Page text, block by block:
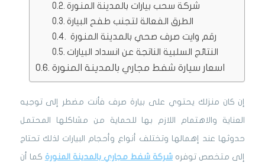
شركة سحب بيارات بالمدينة المنورة
الطرق الفعالة لتجنب طفح البيارة
رقم وايت صرف صحي بالمدينة المنورة
النتائج السلبية الناتجة عن انسداد البيارات
اسعار سيارة شفط مجاري بالمدينة المنورة
إن كان منزلك يحتوي على بيارة صرف فأنت مضطر إلى توجيه
العناية والاهتمام اللازم بها للحماية من مشاكلها المحتمل
حدوثها عند إهمالها وتختلف أنواع وأحجام البيارات لذلك تحتاج
إلى متخصص توفره شركة شفط مجاري بالمدينة المنورة كما أن